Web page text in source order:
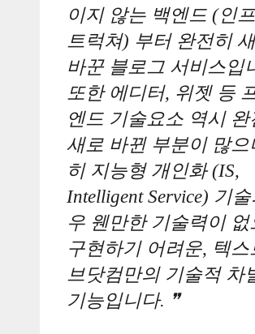
이지 않는 백엔드 (인
트럭쳐) 부터 완전히
바꾼 블로그 서비스입
또한 에디터, 위젯 등
엔드 기술요소 역시 완
새로 바뀐 부분이 많으
히 지능형 개인화 (IS,
Intelligent Service) 기
우 웬만한 기술력이 없
구현하기 어려운, 텍스
브닷컴만의 기술적 차
기능입니다.